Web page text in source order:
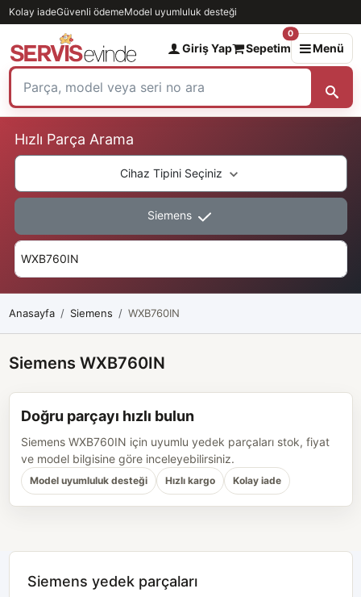
Kolay iadeGüvenli ödemeModel uyumluluk desteği
Giriş Yap Sepetim
0
Menü
Hızlı Parça Arama
Cihaz Tipini Seçiniz
Siemens
Anasayfa Siemens WXB760IN
Siemens WXB760IN
Doğru parçayı hızlı bulun
Siemens WXB760IN için uyumlu yedek parçaları stok, fiyat
ve model bilgisine göre inceleyebilirsiniz.
Model uyumluluk desteği Hızlı kargo Kolay iade
Siemens yedek parçaları